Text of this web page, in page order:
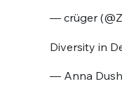
— crüger
Diversity in
— Anna